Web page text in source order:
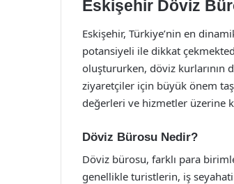
Eskişehir Döviz
Eskişehir, Türkiye’nin en
potansiyeli ile dikkat
oluştururken, döviz kurlarının
ziyaretçiler için büyük önem
değerleri ve hizmetler üzerine
Döviz Bürosu Nedir?
Döviz bürosu, farklı para
genellikle turistlerin, iş